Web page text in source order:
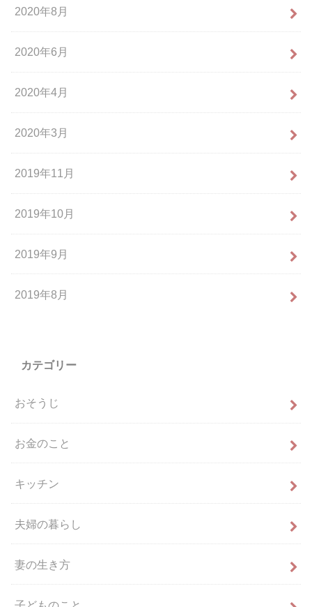
2020年8月
2020年6月
2020年4月
2020年3月
2019年11月
2019年10月
2019年9月
2019年8月
カテゴリー
おそうじ
お金のこと
キッチン
夫婦の暮らし
妻の生き方